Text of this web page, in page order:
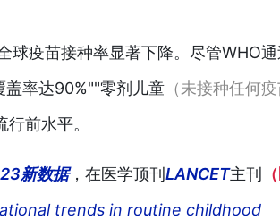
球疫苗接种率显著下降。尽管WHO通
盖率达90%""零剂儿童 （未接种任何疫
前水平。
新数据，在医学顶刊LANCET主刊
trends in routine childhood